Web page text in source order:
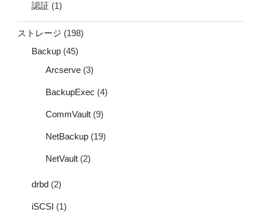
認証 (1)
ストレージ (198)
Backup (45)
Arcserve (3)
BackupExec (4)
CommVault (9)
NetBackup (19)
NetVault (2)
drbd (2)
iSCSI (1)